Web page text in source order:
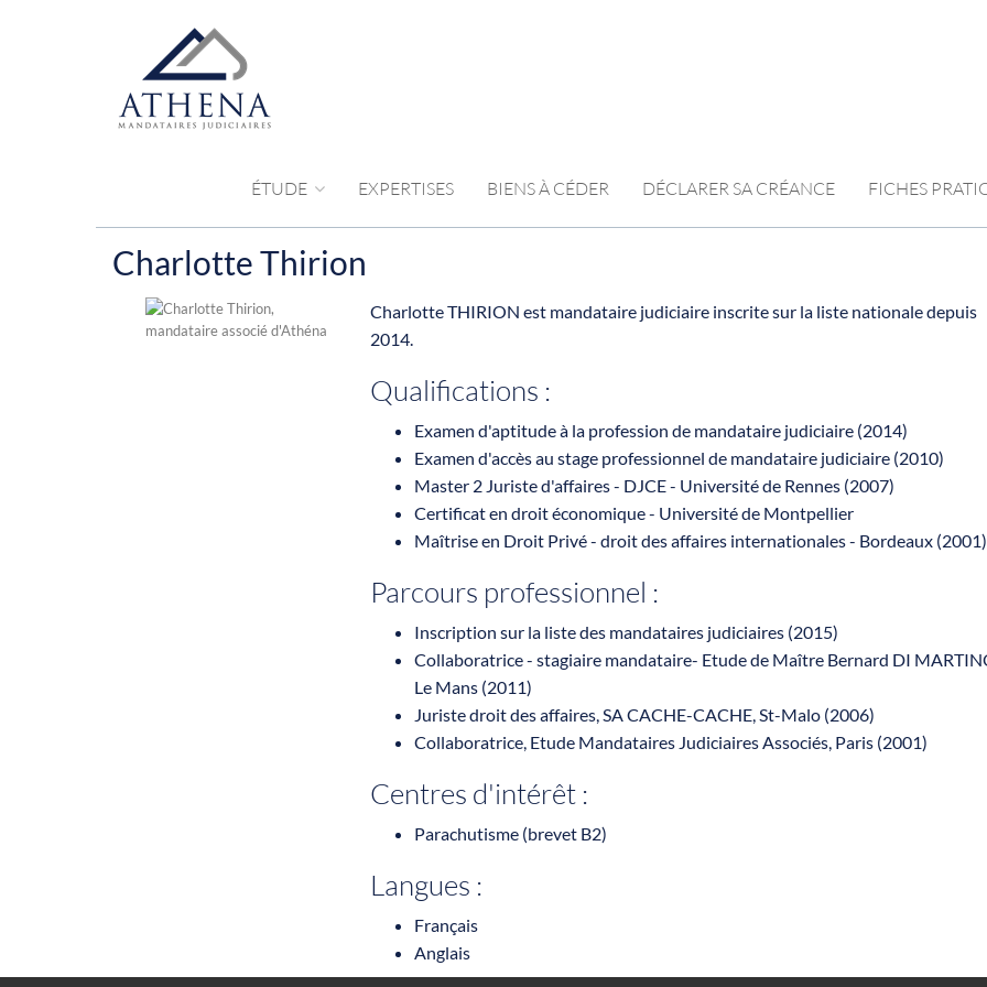
ÉTUDE EXPERTISES BIENS À CÉDER DÉCLARER SA CRÉANCE FICHES
Charlotte Thirion
Charlotte THIRION est mandataire judiciaire inscrite sur la liste nationale depuis
2014.
Qualifications :
Examen d'aptitude à la profession de mandataire judiciaire (2014)
Examen d'accès au stage professionnel de mandataire judiciaire (2010)
Master 2 Juriste d'affaires - DJCE - Université de Rennes (2007)
Certificat en droit économique - Université de Montpellier
Maîtrise en Droit Privé - droit des affaires internationales - Bordeaux (2001)
Parcours professionnel :
Inscription sur la liste des mandataires judiciaires (2015)
Collaboratrice - stagiaire mandataire- Etude de Maître Bernard DI
Le Mans (2011)
Juriste droit des affaires, SA CACHE-CACHE, St-Malo (2006)
Collaboratrice, Etude Mandataires Judiciaires Associés, Paris (2001)
Centres d'intérêt :
Parachutisme (brevet B2)
Langues :
Français
Anglais